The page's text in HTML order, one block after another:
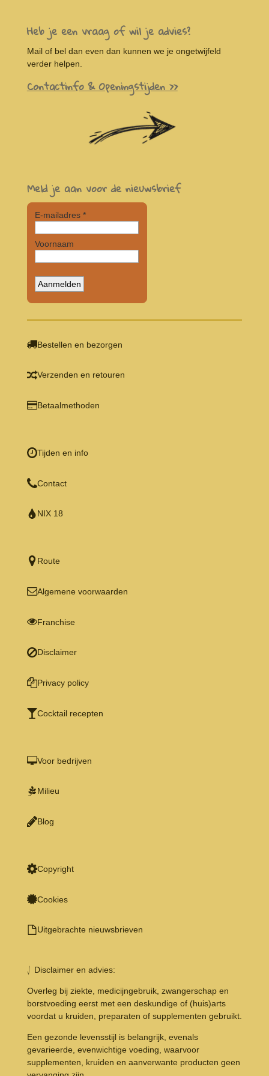
Heb je een vraag of wil je advies?
Mail of bel dan even dan kunnen we je ongetwijfeld
verder helpen.
Contactinfo & Openingstijden >>
Meld je aan voor de nieuwsbrief
Bestellen en bezorgen
Verzenden en retouren
Betaalmethoden
Tijden en info
Contact
NIX 18
Route
Algemene voorwaarden
Franchise
Disclaimer
Privacy policy
Cocktail recepten
Voor bedrijven
Milieu
Blog
Copyright
Cookies
Uitgebrachte nieuwsbrieven
⎷ Disclaimer en advies:
Overleg bij ziekte, medicijngebruik, zwangerschap en
borstvoeding eerst met een deskundige of (huis)arts
voordat u kruiden, preparaten of supplementen gebruikt.
Een gezonde levensstijl is belangrijk, evenals
gevarieerde, evenwichtige voeding, waarvoor
supplementen, kruiden en aanverwante producten geen